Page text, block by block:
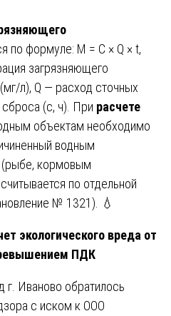
по формуле: М = С × Q × t,
загрязняющего
л), Q — расход сточных
(с, ч). При расчете
объектам необходимо
водным
(рыбе, кормовым
по отдельной
№ 1321). 💧
экологического вреда от
ПДК
г. Иваново обратилось
с иском к ООО